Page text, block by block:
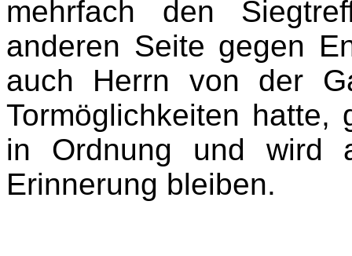
mehrfach den
anderen Seite gegen
auch Herrn von der
Tormöglichkeiten
in Ordnung und wird
Erinnerung bleiben.